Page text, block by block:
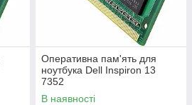
Оперативна пам'ять для
ноутбука Dell Inspiron 13
7352
В наявності